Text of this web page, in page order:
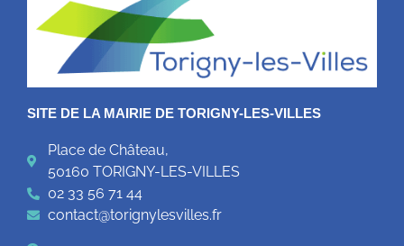
SITE DE LA MAIRIE DE TORIGNY-LES-VILLES
Place de Château,
50160 TORIGNY-LES-VILLES
02 33 56 71 44
contact@torignylesvilles.fr